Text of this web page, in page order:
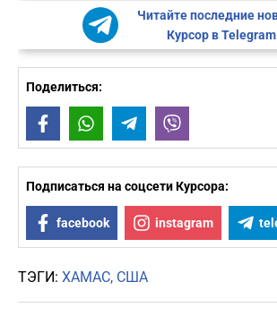
Читайте последние
Курсор в Telegram
Поделиться:
FacebookWhatsAppTelegram
Подписаться на соцсети Курсора:
facebook instagram
ТЭГИ: ХАМАС США